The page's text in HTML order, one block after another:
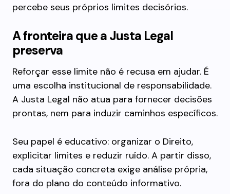
percebe seus próprios limites decisórios.
A fronteira que a Justa Legal
preserva
Reforçar esse limite não é recusa em ajudar. É
uma escolha institucional de responsabilidade.
A Justa Legal não atua para fornecer decisões
prontas, nem para induzir caminhos específicos.
Seu papel é educativo: organizar o Direito,
explicitar limites e reduzir ruído. A partir disso,
cada situação concreta exige análise própria,
fora do plano do conteúdo informativo.